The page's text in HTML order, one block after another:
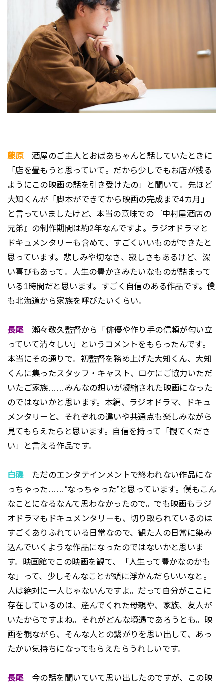
藤原酒屋のご主人とおばあちゃんと話していたときに
「店を畳もうと思っていて。だから少しでもお店が残る
ようにこの映画の話を引き受けたの」と聞いて。先ほど
大知くんが「脚本ができてから映画の完成まで4カ月」
と言っていましたけど、本当の意味での『中村屋酒店の
兄弟』の制作期間は約2年なんですよ。ラジオドラマと
ドキュメンタリーも含めて、すごくいいものができたと
思っています。悲しみや切なさ、寂しさもあるけど、深
い喜びもあって。人生の豊かさみたいなものが詰まって
いる1時間だと思います。すごく自信のある作品です。僕
も北海道から家族を呼びたいくらい。
長尾瀬々敬久監督から「俳優や作り手の信頼が匂い立
っていて清々しい」というコメントをもらったんです。
本当にその通りで。初監督を務め上げた大知くん、大知
くんに集ったスタッフ・キャスト、ロケにご協力いただ
いたご家族……みんなの想いが凝縮された映画になった
のではないかと思います。本編、ラジオドラマ、ドキュ
メンタリーと、それぞれの違いや共通点も楽しみながら
見てもらえたらと思います。自信を持って「観てくださ
い」と言える作品です。
白磯ただのエンタテインメントで終われない作品にな
っちゃった……“なっちゃった”と思っています。僕もこん
なことになるなんて思わなかったので。でも映画もラジ
オドラマもドキュメンタリーも、切り取られているのは
すごくありふれている日常なので、観た人の日常に染み
込んでいくような作品になったのではないかと思いま
す。映画館でこの映画を観て、「人生って豊かなのかも
な」って、少しそんなことが頭に浮かんだらいいなと。
人は絶対に一人じゃないんですよ。だって自分がここに
存在しているのは、産んでくれた母親や、家族、友人が
いたからですよね。それがどんな境遇であろうとも。映
画を観ながら、そんな人との繋がりを思い出して、あっ
たかい気持ちになってもらえたらうれしいです。
長尾今の話を聞いていて思い出したのですが、この映